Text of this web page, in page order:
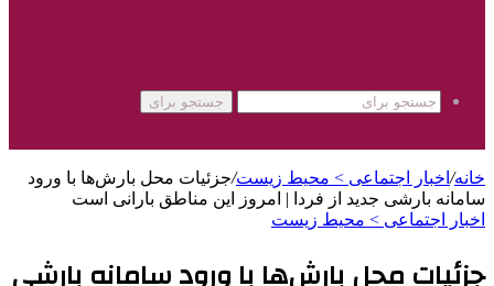
جستجو برای
خانه/ اخبار اجتماعی > محیط زیست/جزئیات محل بارش‌ها با ورود
سامانه بارشی جدید از فردا | امروز این مناطق بارانی است
اخبار اجتماعی > محیط زیست
جزئیات محل بارش‌ها با ورود سامانه بارشی